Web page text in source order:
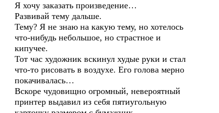
Я хочу заказать произведение…
Развивай тему дальше.
Тему? Я не знаю на какую тему, но хотелось
что-нибудь небольшое, но страстное и
кипучее.
Тот час художник вскинул худые руки и стал
что-то рисовать в воздухе. Его голова мерно
покачивалась…
Вскоре чудовищно огромный, невероятный
принтер выдавил из себя пятиугольную